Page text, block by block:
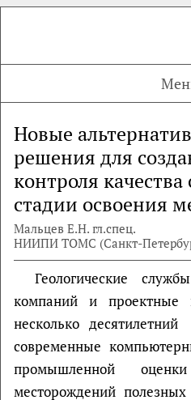
Новые
решения для
контроля
стадии освоения
Мальцев Е.Н. гл.спец.
НИИПИ ТОМС (Санкт-
Геологические
компаний и проектные
несколько
современные
промышленной
месторождений